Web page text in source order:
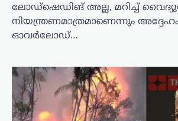
ലോഡ്ഷെഡിങ് അല്ല, മറിച്ച്
നിയന്ത്രണമാത്രമാണെന്നും
ഓവർലോഡ്…